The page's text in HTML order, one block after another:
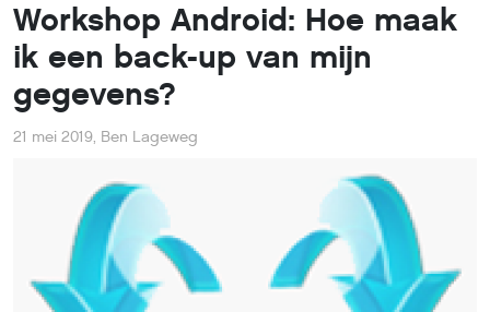
Workshop Android: Hoe maak
ik een back-up van mijn
gegevens?
21 mei 2019, Ben Lageweg